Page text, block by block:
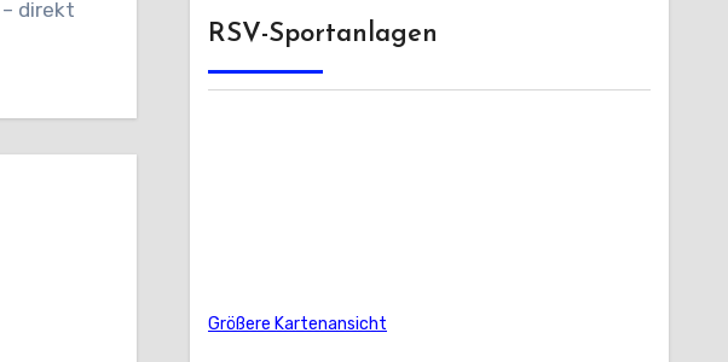
direkt
RSV-Sportanlagen
Größere Kartenansicht